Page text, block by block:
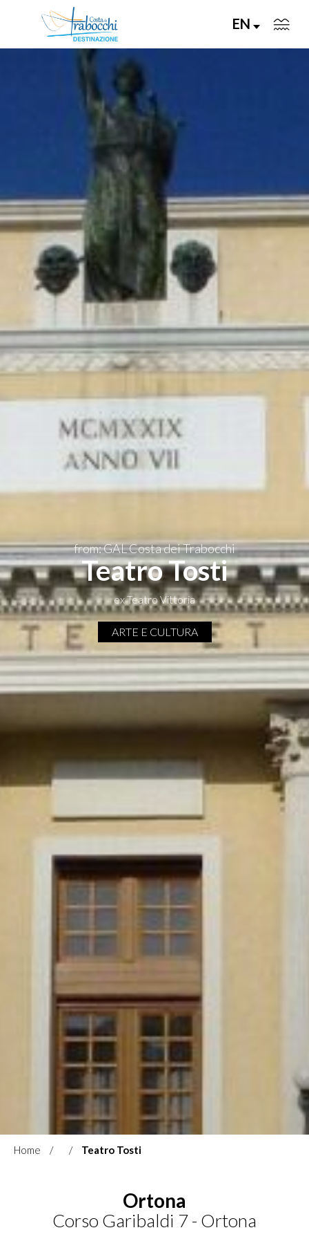
EN
PIANIFICA
EVENTI
from: GAL Costa dei Trabocchi
Teatro Tosti
ex Teatro Vittoria
ARTE E CULTURA
Home Teatro Tosti
Ortona
Corso Garibaldi 7 - Ortona